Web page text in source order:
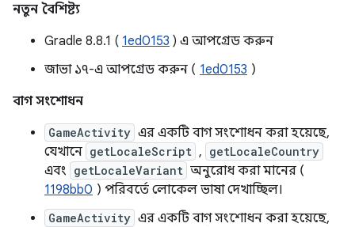
নতুন বৈশিষ্ট্য
Gradle 8.8.1 ( 1ed0153 ) এ আপগ্রেড করুন
জাভা ১৭-এ আপগ্রেড করুন ( 1ed0153 )
বাগ সংশোধন
GameActivity এর একটি বাগ সংশোধন করা হয়েছে,
যেখানে getLocaleScript , getLocaleCountry
এবং getLocaleVariant অনুরোধ করা মানের (
1198bb0 ) পরিবর্তে লোকেল ভাষা দেখাচ্ছিল।
GameActivity এর একটি বাগ সংশোধন করা হয়েছে,